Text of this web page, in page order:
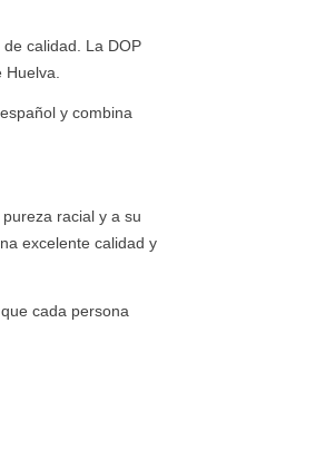
calidad. La DOP
y combina
racial y a su
excelente calidad y
cada persona